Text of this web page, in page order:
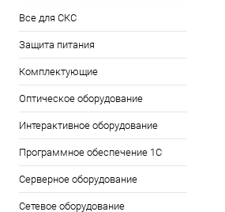
Все для СКС
Защита питания
Комплектующие
Оптическое оборудование
Интерактивное оборудование
Программное обеспечение 1С
Серверное оборудование
Сетевое оборудование